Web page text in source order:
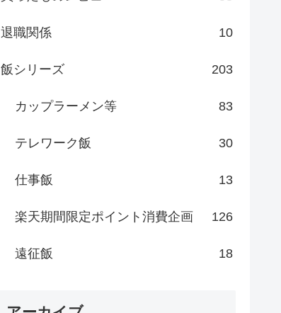
退職関係 10
飯シリーズ 203
カップラーメン等 83
テレワーク飯 30
仕事飯 13
楽天期間限定ポイント消費企画 126
遠征飯 18